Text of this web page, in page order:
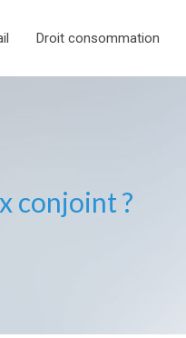
Droit consommation
conjoint ?